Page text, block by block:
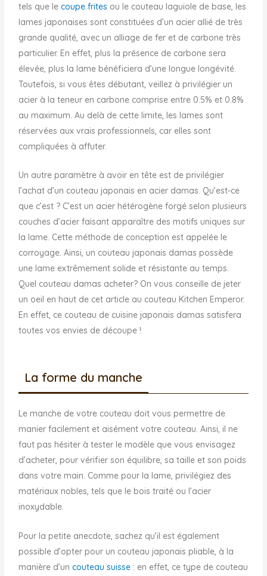
tels que lecoupe frites ou le couteau laguiole de base, les
lames japonaises sont constituées d’un acier allié de très
grande qualité, avec un alliage de fer et de carbone très
particulier. En effet, plus la présence de carbone sera
élevée, plus la lame bénéficiera d’une longue longévité.
Toutefois, si vous êtes débutant, veillez à privilégier un
acier à la teneur en carbone comprise entre 0.5% et 0.8%
au maximum. Au delà de cette limite, les lames sont
réservées aux vrais professionnels, car elles sont
compliquées à affuter.
Un autre paramètre à avoir en tête est de privilégier
l’achat d’un couteau japonais en acier damas. Qu’est-ce
que c’est ? C’est un acier hétérogène forgé selon plusieurs
couches d’acier faisant apparaître des motifs uniques sur
la lame. Cette méthode de conception est appelée le
corroyage. Ainsi, un couteau japonais damas possède
une lame extrêmement solide et résistante au temps.
Quel couteau damas acheter? On vous conseille de jeter
un oeil en haut de cet article au couteau Kitchen Emperor.
En effet, ce couteau de cuisine japonais damas satisfera
toutes vos envies de découpe !
La forme du manche
Le manche de votre couteau doit vous permettre de
manier facilement et aisément votre couteau. Ainsi, il ne
faut pas hésiter à tester le modèle que vous envisagez
d’acheter, pour vérifier son équilibre, sa taille et son poids
dans votre main. Comme pour la lame, privilégiez des
matériaux nobles, tels que le bois traité ou l’acier
inoxydable.
Pour la petite anecdote, sachez qu’il est également
possible d’opter pour un couteau japonais pliable, à la
manière d’uncouteau suisse : en effet, ce type de couteau